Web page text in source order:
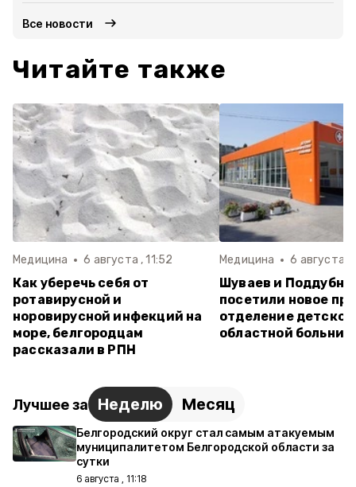
Все новости
Читайте также
Медицина 6 августа , 11:52
Как уберечь себя от
ротавирусной и
норовирусной инфекций на
море, белгородцам
рассказали в РПН
Медицина 6 августа ,
Шуваев и
посетили новое
отделение детской
областной
Лучшее за Неделю Месяц
Белгородский округ стал самым атакуемым
муниципалитетом Белгородской области за
сутки
6 августа , 11:18